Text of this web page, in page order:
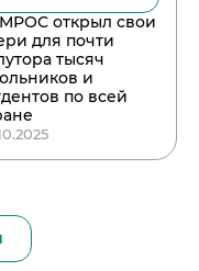
открыл свои
для почти
тысяч
и
по всей